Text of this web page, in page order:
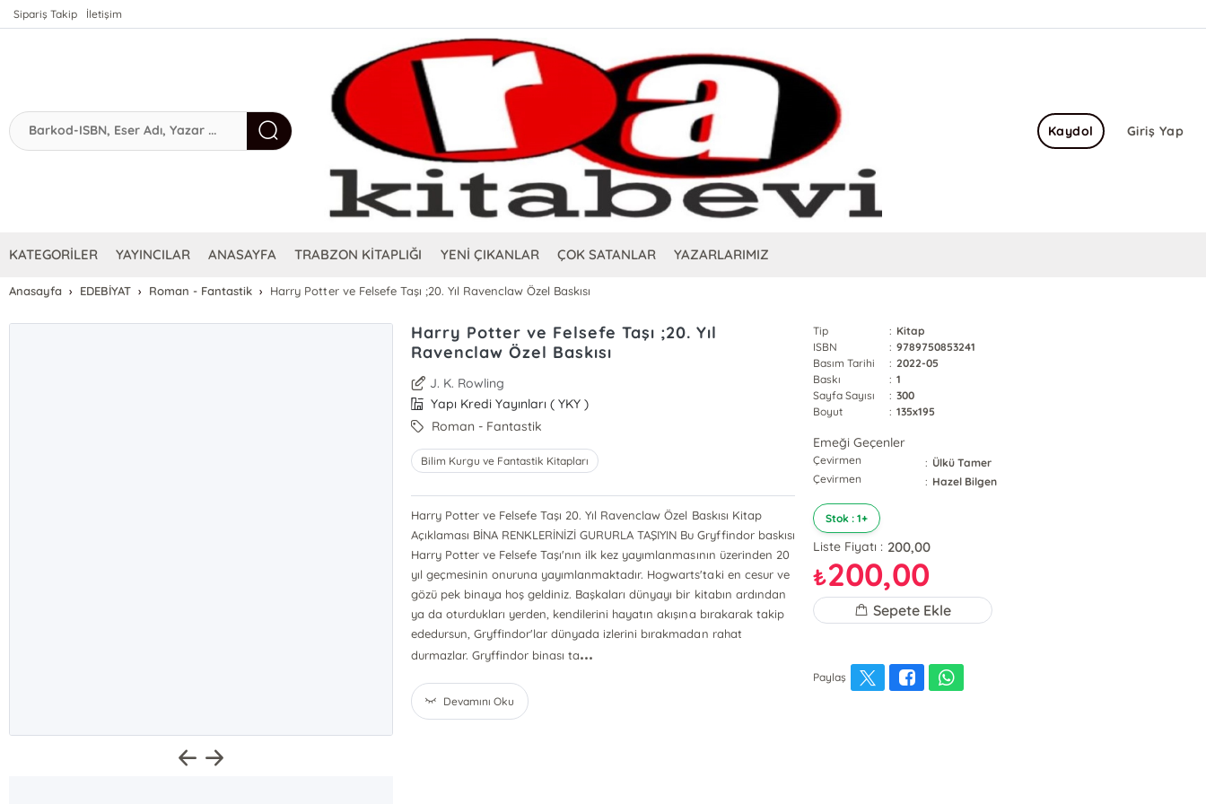
Sipariş Takip İletişim
Giriş Yap
Kaydol
KATEGORİLER YAYINCILAR ANASAYFA TRABZON KİTAPLIĞI YENİ ÇIKANLAR ÇOK SATANLAR YAZARLARIMIZ
Anasayfa EDEBİYAT Roman - Fantastik Harry Potter ve Felsefe Taşı ;20. Yıl Ravenclaw Özel Baskısı
Harry Potter ve Felsefe Taşı ;20. Yıl
Ravenclaw Özel Baskısı
J. K. Rowling
Yapı Kredi Yayınları ( YKY )
Roman - Fantastik
Bilim Kurgu ve Fantastik Kitapları
Harry Potter ve Felsefe Taşı 20. Yıl Ravenclaw Özel Baskısı Kitap
Açıklaması BİNA RENKLERİNİZİ GURURLA TAŞIYIN Bu Gryffindor baskısı
Harry Potter ve Felsefe Taşı'nın ilk kez yayımlanmasının üzerinden 20
yıl geçmesinin onuruna yayımlanmaktadır. Hogwarts'taki en cesur ve
gözü pek binaya hoş geldiniz. Başkaları dünyayı bir kitabın ardından
ya da oturdukları yerden, kendilerini hayatın akışına bırakarak takip
ededursun, Gryffindor'lar dünyada izlerini bırakmadan rahat
durmazlar. Gryffindor binası ta...
Devamını Oku
Tip : Kitap
ISBN
: 9789750853241
Basım Tarihi
: 2022-05
Baskı
: 1
Sayfa Sayısı
: 300
Boyut
: 135x195
Emeği Geçenler
Çevirmen : Ülkü Tamer
Çevirmen
: Hazel Bilgen
Stok : 1+
Liste Fiyatı : 200,00
₺200,00
Sepete Ekle
Paylaş